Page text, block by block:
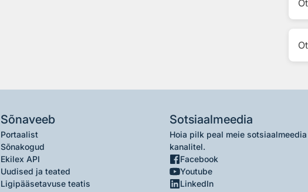
Sõnaveeb
Portaalist
Sõnakogud
Ekilex API
Uudised ja teated
Ligipääsetavuse teatis
Sotsiaalmeedia
Hoia pilk peal meie sotsiaalmeedia
kanalitel.
Facebook
Youtube
LinkedIn